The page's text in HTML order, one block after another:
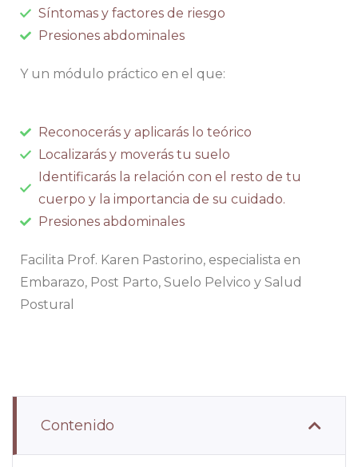
Síntomas y factores de riesgo
Presiones abdominales
Y un módulo práctico en el que:
Reconocerás y aplicarás lo teórico
Localizarás y moverás tu suelo
Identificarás la relación con el resto de tu
cuerpo y la importancia de su cuidado.
Presiones abdominales
Facilita Prof. Karen Pastorino, especialista en
Embarazo, Post Parto, Suelo Pelvico y Salud
Postural
Contenido